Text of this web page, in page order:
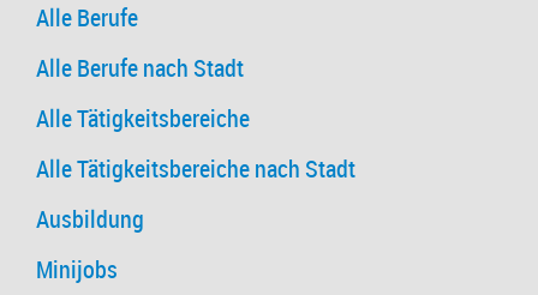
Alle Berufe
Alle Berufe nach Stadt
Alle Tätigkeitsbereiche
Alle Tätigkeitsbereiche nach Stadt
Ausbildung
Minijobs